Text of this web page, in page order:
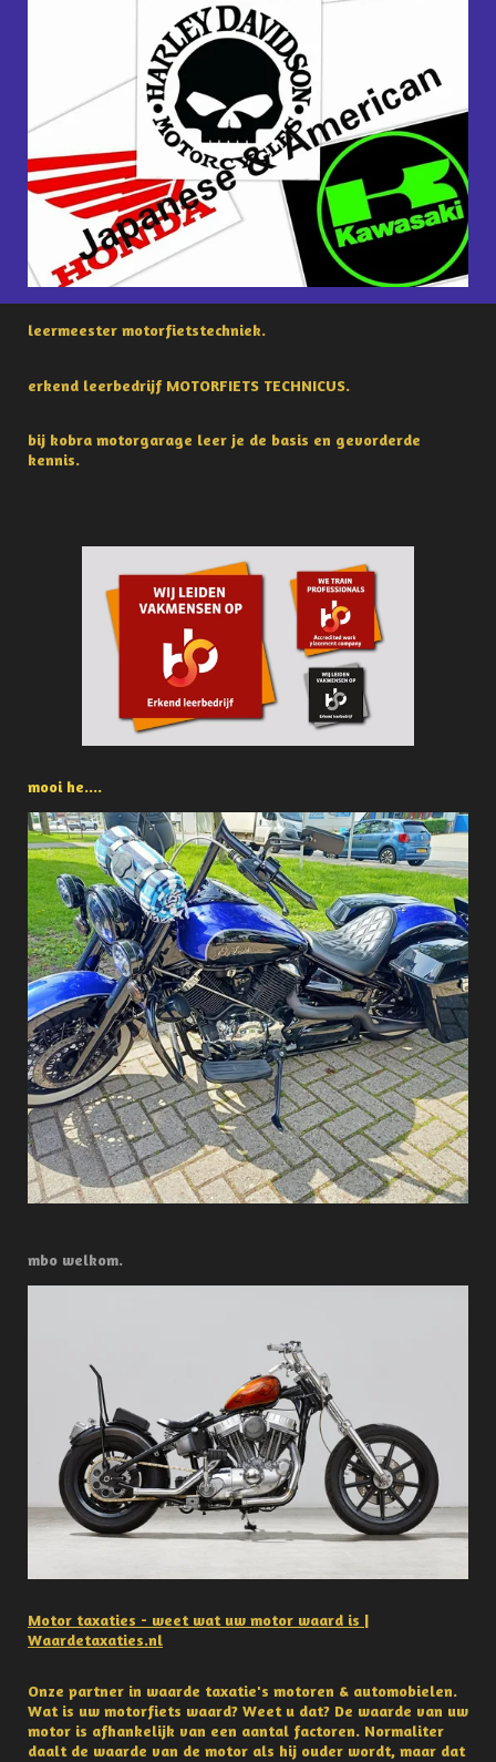
leermeester motorfietstechniek.
erkend leerbedrijf MOTORFIETS TECHNICUS.
bij kobra motorgarage leer je de basis en gevorderde
kennis.
mooi he....
mbo welkom.
Motor taxaties - weet wat uw motor waard is |
Waardetaxaties.nl
Onze partner in waarde taxatie's motoren & automobielen.
Wat is uw motorfiets waard? Weet u dat? De waarde van uw
motor is afhankelijk van een aantal factoren. Normaliter
daalt de waarde van de motor als hij ouder wordt, maar dat